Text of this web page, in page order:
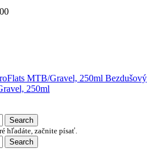
Bezdušový
250ml
Search
hľadáte, začnite písať.
Search